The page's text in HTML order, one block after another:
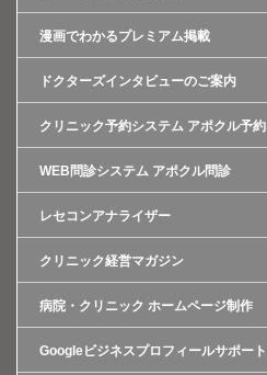
漫画でわかるプレミアム掲載
ドクターズインタビューのご案内
クリニック予約システム アポクル予約
WEB問診システム アポクル問診
レセコンアナライザー
クリニック経営マガジン
病院・クリニック ホームページ制作
Googleビジネスプロフィールサポート